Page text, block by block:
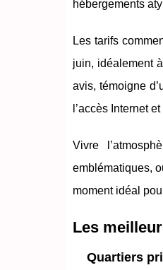
hébergements
Les tarifs
juin, idéalement
avis, témoigne
l’accès Internet
Vivre
emblématiques,
moment idéal
Les
Quartiers